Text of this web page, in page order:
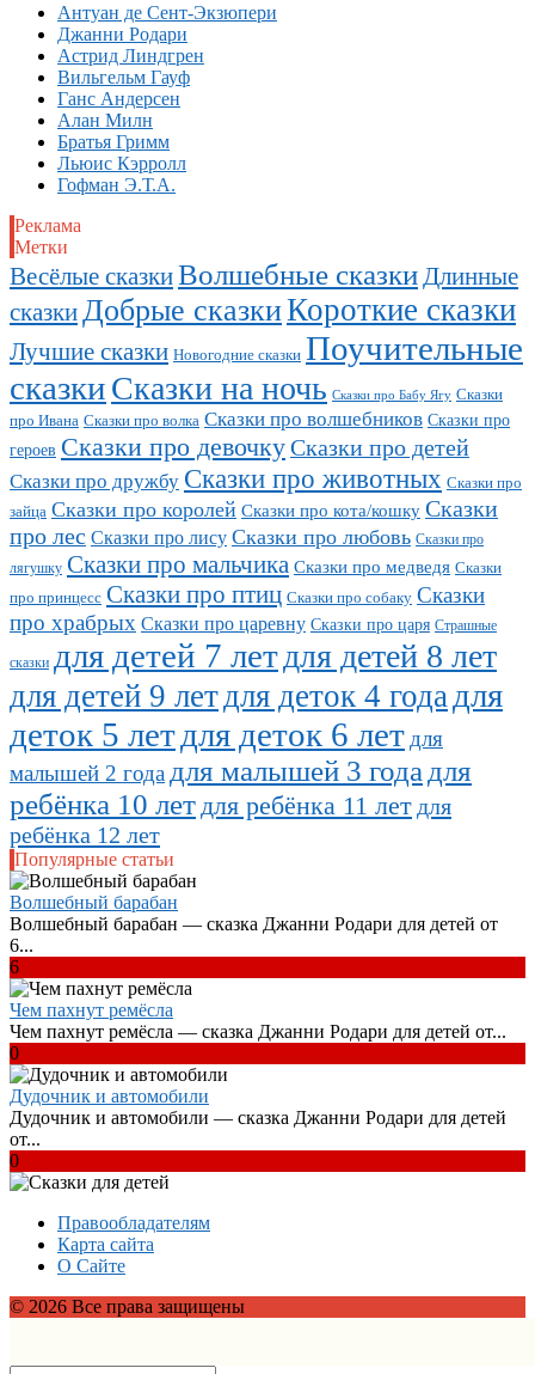
Антуан де Сент-Экзюпери
Джанни Родари
Астрид Линдгрен
Вильгельм Гауф
Ганс Андерсен
Алан Милн
Братья Гримм
Льюис Кэрролл
Гофман Э.Т.А.
Реклама
Метки
Весёлые сказкиВолшебные сказки Длинные
сказки Добрые сказкиКороткие сказки
Лучшие сказки Новогодние сказки Поучительные
сказкиСказки на ночь Сказки про Бабу Ягу Сказки
про Ивана Сказки про волка Сказки про волшебников Сказки про
героев Сказки про девочкуСказки про детей
Сказки про дружбу Сказки про животных Сказки про
зайца Сказки про королей Сказки про кота/кошку Сказки
про лес Сказки про лису Сказки про любовь Сказки про
лягушку Сказки про мальчика Сказки про медведя Сказки
про принцесс Сказки про птиц Сказки про собаку Сказки
про храбрых Сказки про царевну Сказки про царя Страшные
сказки для детей 7 летдля детей 8 лет
для детей 9 лет для деток 4 года для
деток 5 летдля деток 6 лет для
малышей 2 года для малышей 3 года для
ребёнка 10 лет для ребёнка 11 лет для
ребёнка 12 лет
Популярные статьи
Волшебный барабан
Волшебный барабан — сказка Джанни Родари для детей от
6...
6
Чем пахнут ремёсла
Чем пахнут ремёсла — сказка Джанни Родари для детей от...
0
Дудочник и автомобили
Дудочник и автомобили — сказка Джанни Родари для детей
от...
0
Правообладателям
Карта сайта
О Сайте
© 2026 Все права защищены